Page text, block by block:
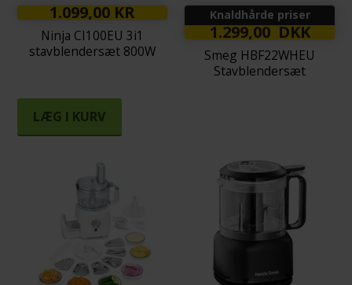
1.099,00 KR
Ninja CI100EU 3i1
stavblendersæt 800W
LÆG I KURV
Knaldhårde priser
1.299,00 DKK
Smeg HBF22WHEU
Stavblendersæt